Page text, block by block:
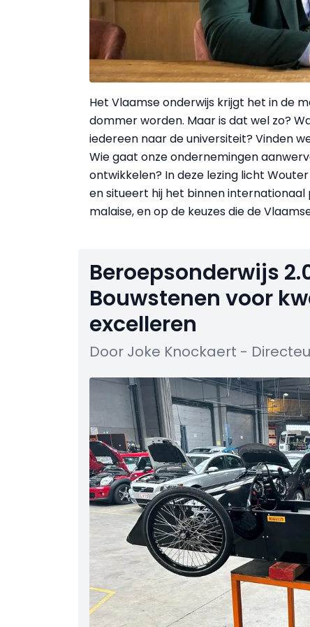
Het Vlaamse onderwijs krijgt het in de
dommer worden. Maar is dat wel zo?
iedereen naar de universiteit? Vinden
Wie gaat onze ondernemingen
ontwikkelen? In deze lezing licht
en situeert hij het binnen
malaise, en op de keuzes die de
Beroepsonderwijs
Bouwstenen voor
excelleren
Door Joke Knockaert -